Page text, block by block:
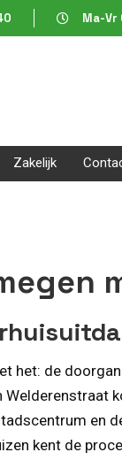
Ma-Vr
Zakelijk
het: de
en
kent de